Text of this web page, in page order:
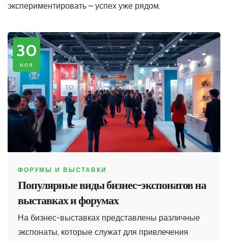
экспериментировать – успех уже рядом.
30
ноя
ФОРУМЫ И ВЫСТАВКИ
Популярные виды бизнес-экспонатов на
выставках и форумах
На бизнес-выставках представлены различные
экспонаты, которые служат для привлечения